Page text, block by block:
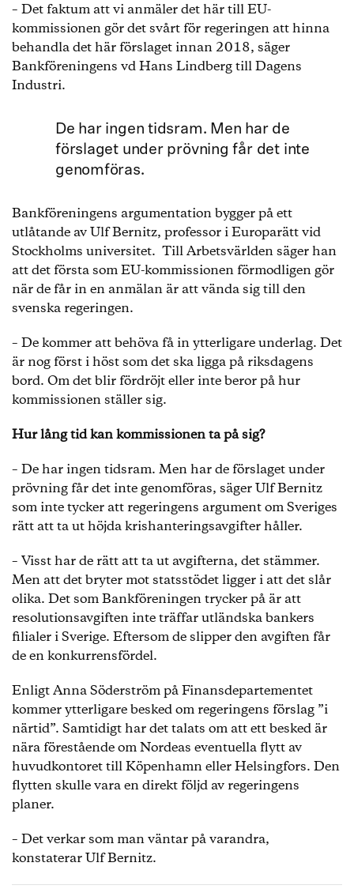
– Det faktum att vi anmäler det här till EU-
kommissionen gör det svårt för regeringen att hinna
behandla det här förslaget innan 2018, säger
Bankföreningens vd Hans Lindberg till Dagens
Industri.
De har ingen tidsram. Men har de
förslaget under prövning får det inte
genomföras.
Bankföreningens argumentation bygger på ett
utlåtande av Ulf Bernitz, professor i Europarätt vid
Stockholms universitet. Till Arbetsvärlden säger han
att det första som EU-kommissionen förmodligen gör
när de får in en anmälan är att vända sig till den
svenska regeringen.
– De kommer att behöva få in ytterligare underlag. Det
är nog först i höst som det ska ligga på riksdagens
bord. Om det blir fördröjt eller inte beror på hur
kommissionen ställer sig.
Hur lång tid kan kommissionen ta på sig?
– De har ingen tidsram. Men har de förslaget under
prövning får det inte genomföras, säger Ulf Bernitz
som inte tycker att regeringens argument om Sveriges
rätt att ta ut höjda krishanteringsavgifter håller.
– Visst har de rätt att ta ut avgifterna, det stämmer.
Men att det bryter mot statsstödet ligger i att det slår
olika. Det som Bankföreningen trycker på är att
resolutionsavgiften inte träffar utländska bankers
filialer i Sverige. Eftersom de slipper den avgiften får
de en konkurrensfördel.
Enligt Anna Söderström på Finansdepartementet
kommer ytterligare besked om regeringens förslag ”i
närtid”. Samtidigt har det talats om att ett besked är
nära förestående om Nordeas eventuella flytt av
huvudkontoret till Köpenhamn eller Helsingfors. Den
flytten skulle vara en direkt följd av regeringens
planer.
– Det verkar som man väntar på varandra,
konstaterar Ulf Bernitz.